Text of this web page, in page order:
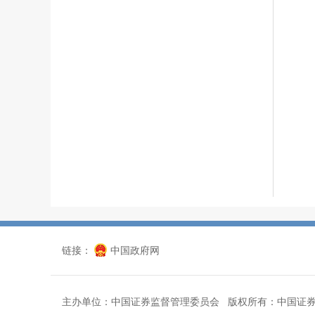
链接： 中国政府网
主办单位：中国证券监督管理委员会 版权所有：中国证